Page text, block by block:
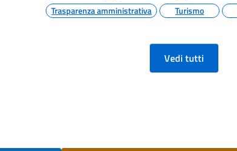
Trasparenza amministrativa
Turismo
Vedi tutti